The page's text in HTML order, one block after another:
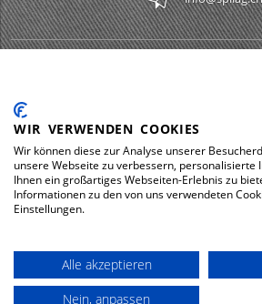
LEGAL
DOWNLOADS
© 2026 Spilag AG
WIR VERWENDEN COOKIES
Wir können diese zur Analyse unserer
unsere Webseite zu verbessern, personalisierte
Ihnen ein großartiges Webseiten-Erlebnis zu
Informationen zu den von uns verwendeten
Einstellungen.
Alle akzeptieren
Nein, anpassen